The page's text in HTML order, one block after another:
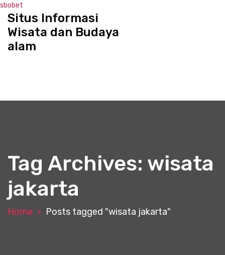
sbobet
Situs Informasi
Wisata dan Budaya
alam
Tag Archives: wisata
jakarta
Home Posts tagged "wisata jakarta"